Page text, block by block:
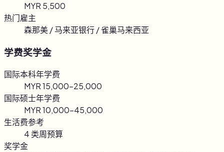
MYR 5,500
热门雇主
森那美 / 马来亚银行 / 雀巢马来西亚
学费奖学金
国际本科年学费
MYR 15,000–25,000
国际硕士年学费
MYR 10,000–45,000
生活费参考
4 类周预算
奖学金